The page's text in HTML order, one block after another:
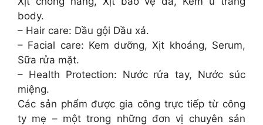
body.
– Hair care: Dầu gội Dầu xả.
– Facial care: Kem dưỡng, Xịt khoáng, Serum,
Sữa rửa mặt.
– Health Protection: Nước rửa tay, Nước súc
miệng.
Các sản phẩm được gia công trực tiếp từ công
ty mẹ – một trong những đơn vị chuyên sản